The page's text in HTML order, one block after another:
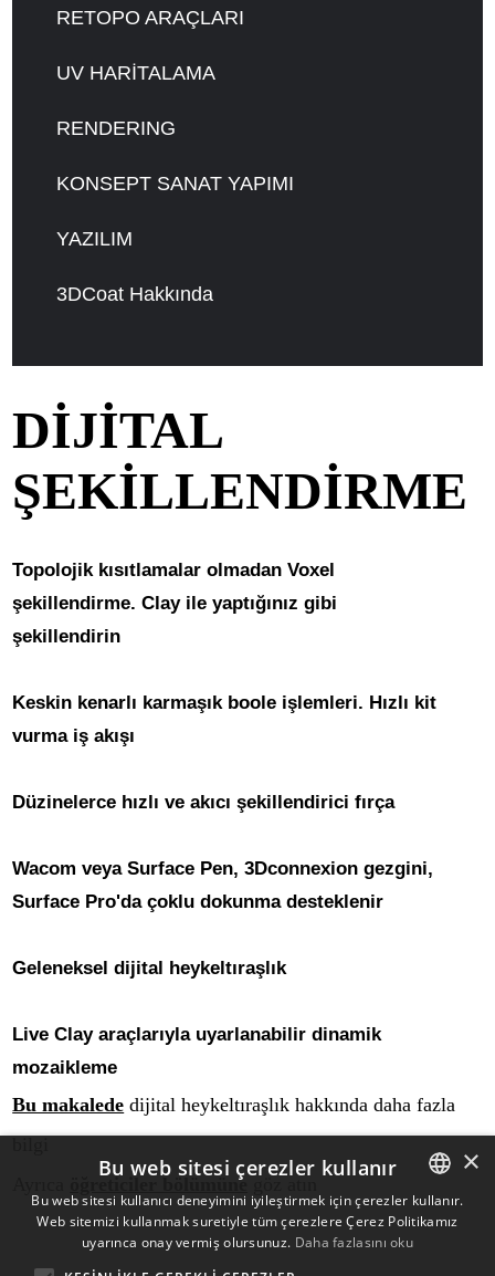
RETOPO ARAÇLARI
UV HARİTALAMA
RENDERING
KONSEPT SANAT YAPIMI
YAZILIM
3DCoat Hakkında
DİJİTAL
ŞEKİLLENDİRME
Topolojik kısıtlamalar olmadan Voxel
şekillendirme. Clay ile yaptığınız gibi
şekillendirin
Keskin kenarlı karmaşık boole işlemleri. Hızlı kit
vurma iş akışı
Düzinelerce hızlı ve akıcı şekillendirici fırça
Wacom veya Surface Pen, 3Dconnexion gezgini,
Surface Pro'da çoklu dokunma desteklenir
Geleneksel dijital heykeltıraşlık
Live Clay araçlarıyla uyarlanabilir dinamik
mozaikleme
Bu makalede dijital heykeltıraşlık hakkında daha fazla
öğreticiler bölümüne
ENGLISH
×
Bu web sitesi çerezler kullanır
Bu web sitesi kullanıcı deneyimini iyileştirmek için çerezler kullanır.
Web sitemizi kullanmak suretiyle tüm çerezlere Çerez Politikamız
uyarınca onay vermiş olursunuz. Daha fazlasını oku